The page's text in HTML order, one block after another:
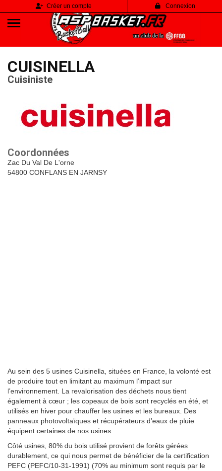
Créer un compte Connexion
CUISINELLA
Cuisiniste
Coordonnées
Zac Du Val De L'orne
54800 CONFLANS EN JARNSY
Au sein des 5 usines Cuisinella, situées en France, la volonté est
de produire tout en limitant au maximum l’impact sur
l’environnement. La revalorisation des déchets nous tient
également à cœur ; les copeaux de bois sont recyclés en été, et
utilisés en hiver pour chauffer les usines et les bureaux. Des
panneaux photovoltaïques et récupérateurs d’eaux de pluie
équipent certaines de nos usines.
Côté usines, 80% du bois utilisé provient de forêts gérées
durablement, ce qui nous permet de bénéficier de la certification
PEFC (PEFC/10-31-1991) (70% au minimum sont requis par le
Panneau de gestion des cookies